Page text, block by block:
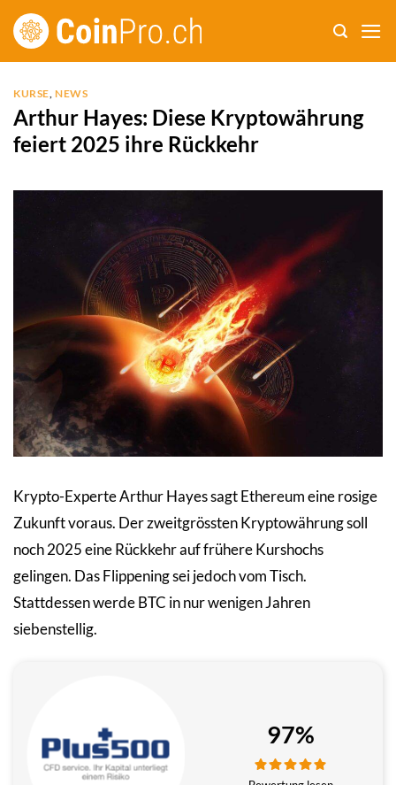
Zum
Inhalt
KURSE,NEWS
Arthur Hayes: Diese Kryptowährung
feiert 2025 ihre Rückkehr
Krypto-Experte Arthur Hayes sagt Ethereum eine rosige
Zukunft voraus. Der zweitgrössten Kryptowährung soll
noch 2025 eine Rückkehr auf frühere Kurshochs
gelingen. Das Flippening sei jedoch vom Tisch.
Stattdessen werde BTC in nur wenigen Jahren
siebenstellig.
97%